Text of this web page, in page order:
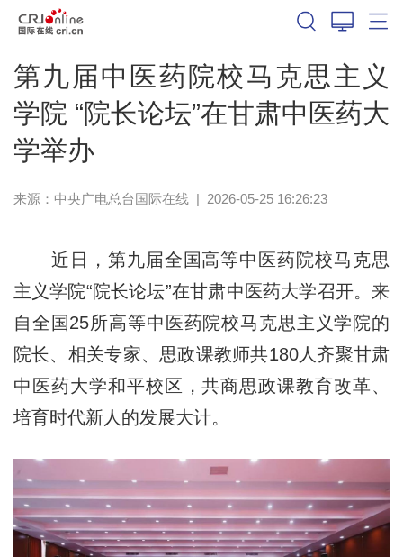
第九届中医药院校马克思主义
学院 “院长论坛”在甘肃中医药大
学举办
来源：中央广电总台国际在线| 2026-05-25 16:26:23
近日，第九届全国高等中医药院校马克思
主义学院“院长论坛”在甘肃中医药大学召开。来
自全国25所高等中医药院校马克思主义学院的
院长、相关专家、思政课教师共180人齐聚甘肃
中医药大学和平校区，共商思政课教育改革、
培育时代新人的发展大计。